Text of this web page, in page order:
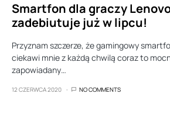
Smartfon dla graczy
zadebiutuje już w lipcu!
Przyznam szczerze, że gamingowy
ciekawi mnie z każdą chwilą coraz to
zapowiadany…
12 CZERWCA 2020 NO COMMENTS